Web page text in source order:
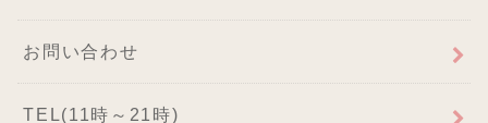
お問い合わせ
TEL(11時～21時)